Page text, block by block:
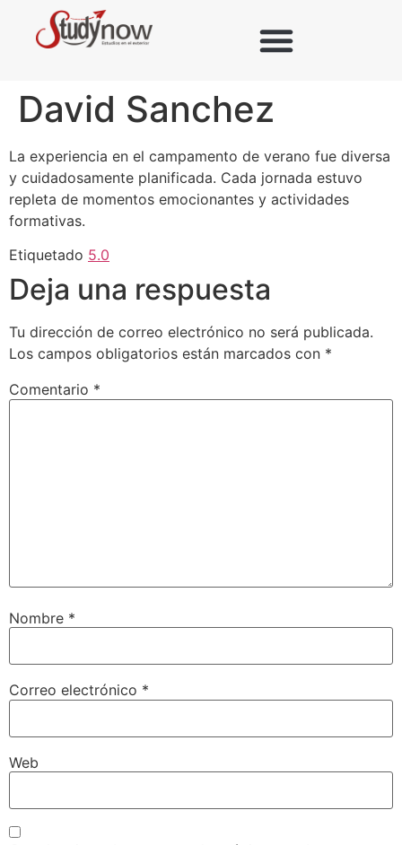
David Sanchez
La experiencia en el campamento de verano fue diversa
y cuidadosamente planificada. Cada jornada estuvo
repleta de momentos emocionantes y actividades
formativas.
Etiquetado 5.0
Deja una respuesta
Tu dirección de correo electrónico no será publicada.
Los campos obligatorios están marcados con *
Comentario *
Nombre *
Correo electrónico *
Web